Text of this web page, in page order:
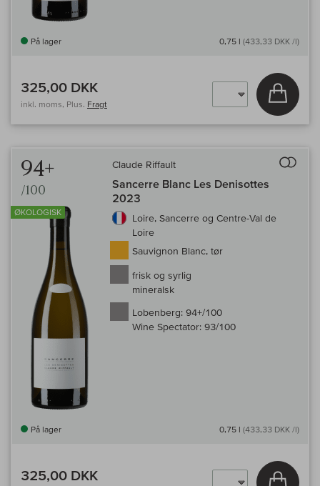
På lager 0,75 l (433,33 DKK /l)
325,00 DKK
inkl. moms, Plus. Fragt
Læg i
94+
/100
ØKOLOGISK
Claude Riffault
Sancerre Blanc Les Denisottes
2023
Loire, Sancerre og Centre-Val de
Loire
Sauvignon Blanc, tør
frisk og syrlig
mineralsk
Lobenberg: 94+/100
Wine Spectator: 93/100
På lager 0,75 l (433,33 DKK /l)
325,00 DKK Læg i